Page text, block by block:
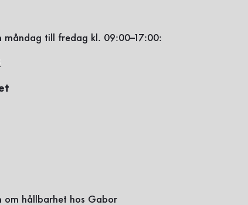
till fredag kl. 09:00–17:00:
om hållbarhet hos Gabor